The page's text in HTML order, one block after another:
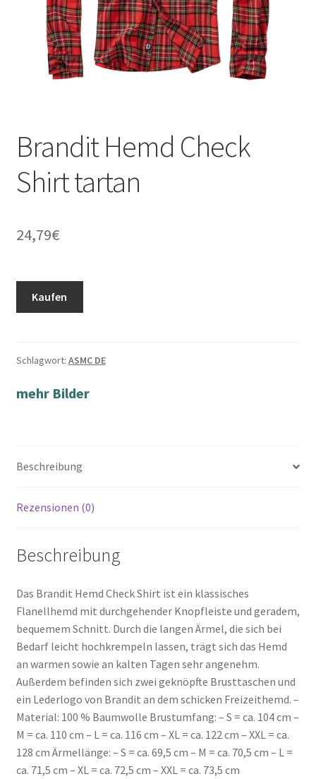
Brandit Hemd Check
Shirt tartan
24,79€
Kaufen
Schlagwort: ASMC DE
mehr Bilder
Beschreibung
Rezensionen (0)
Beschreibung
Das Brandit Hemd Check Shirt ist ein klassisches
Flanellhemd mit durchgehender Knopfleiste und geradem,
bequemem Schnitt. Durch die langen Ärmel, die sich bei
Bedarf leicht hochkrempeln lassen, trägt sich das Hemd
an warmen sowie an kalten Tagen sehr angenehm.
Außerdem befinden sich zwei geknöpfte Brusttaschen und
ein Lederlogo von Brandit an dem schicken Freizeithemd. –
Material: 100 % Baumwolle Brustumfang: – S = ca. 104 cm –
M = ca. 110 cm – L = ca. 116 cm – XL = ca. 122 cm – XXL = ca.
128 cm Ärmellänge: – S = ca. 69,5 cm – M = ca. 70,5 cm – L =
ca. 71,5 cm – XL = ca. 72,5 cm – XXL = ca. 73,5 cm